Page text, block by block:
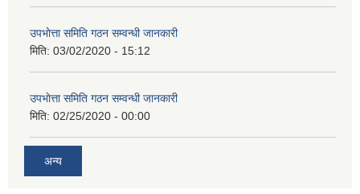
उपभाेत्ता समिति गठन सम्वन्धी जानकारी
मिति: 03/02/2020 - 15:12
उपभाेत्ता समिति गठन सम्वन्धी जानकारी
मिति: 02/25/2020 - 00:00
अन्य